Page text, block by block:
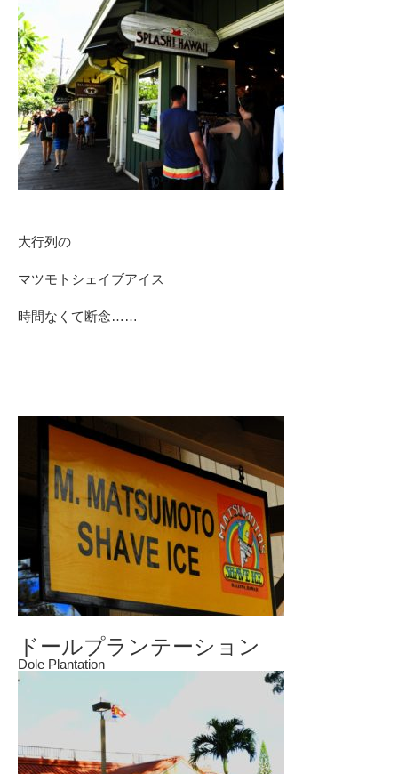
大行列の
マツモトシェイブアイス
時間なくて断念……
ドールプランテーション
Dole Plantation